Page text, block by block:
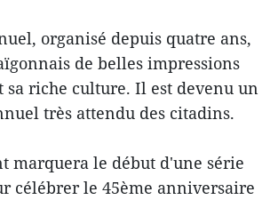
organisé depuis quatre ans,
de belles impressions
sa riche culture. Il est devenu un
très attendu des citadins.
marquera le début d'une série
célébrer le 45ème anniversaire